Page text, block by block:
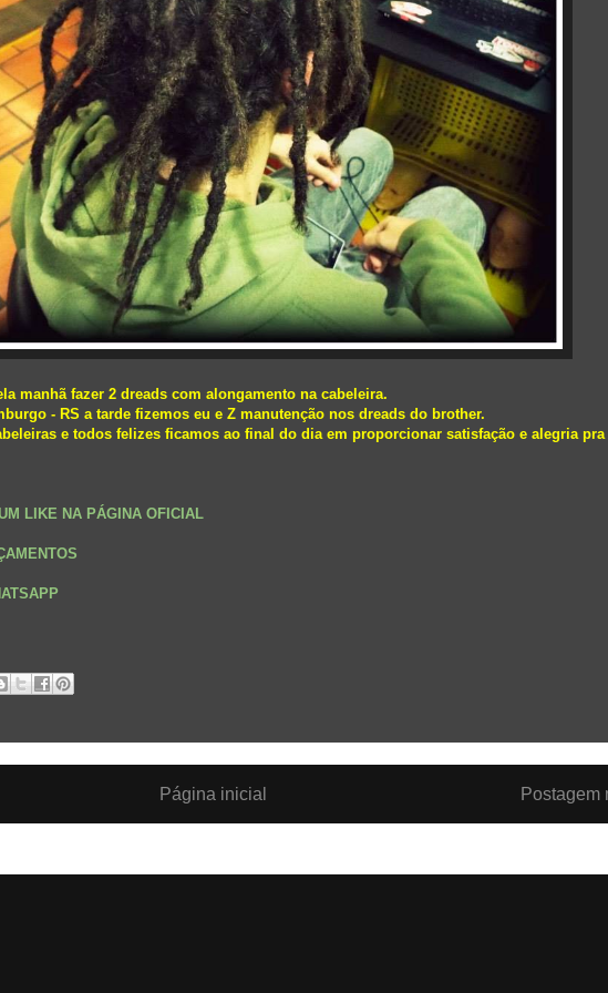
manhã fazer 2 dreads com alongamento na cabeleira.
- RS a tarde fizemos eu e Z manutenção nos dreads do brother.
e todos felizes ficamos ao final do dia em proporcionar satisfação e alegria pra
LIKE NA PÁGINA OFICIAL
Postagem
Página inicial